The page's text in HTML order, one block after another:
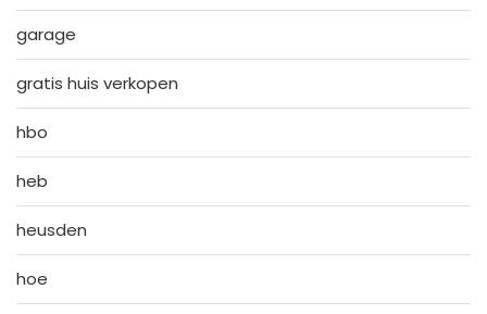
garage
gratis huis verkopen
hbo
heb
heusden
hoe